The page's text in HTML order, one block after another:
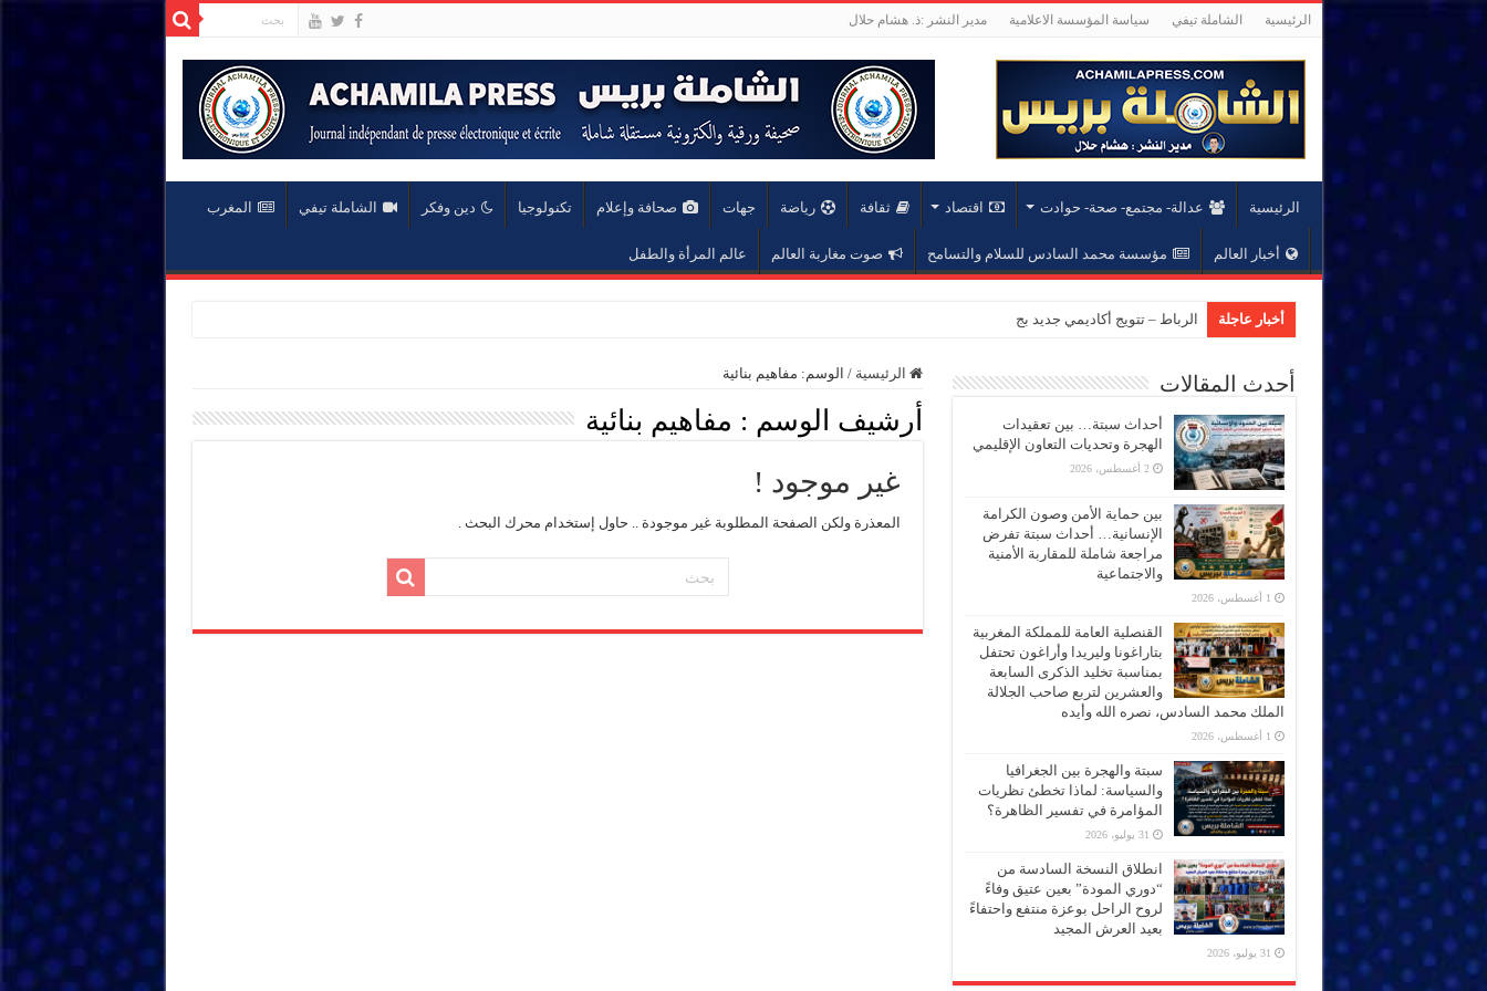
الرئيسية الشاملة تيفي سياسة المؤسسة الاعلامية مدير النشر :ذ. هشام حلال
الرئيسية عدالة- مجتمع- صحة- حوادت اقتصاد ثقافة رياضة جهات صحافة وإعلام تكنولوجيا دين وفكر الشاملة تيفي المغرب
أخبار العالم مؤسسة محمد السادس للسلام والتسامح صوت مغاربة العالم عالم المرأة والطفل
أخبار عاجلة الرباط – تتويج أكاديمي جديد بجامعة محمد الخامس
الرئيسية / الوسم: مفاهيم بنائية
أرشيف الوسم : مفاهيم بنائية
غير موجود !
المعذرة ولكن الصفحة المطلوبة غير موجودة .. حاول إستخدام محرك البحث .
أحدث المقالات
أحداث سبتة… بين تعقيدات
الهجرة وتحديات التعاون الإقليمي
2 أغسطس، 2026
بين حماية الأمن وصون الكرامة
الإنسانية… أحداث سبتة تفرض
مراجعة شاملة للمقاربة الأمنية
والاجتماعية
1 أغسطس، 2026
القنصلية العامة للمملكة المغربية
بتاراغونا وليريدا وأراغون تحتفل
بمناسبة تخليد الذكرى السابعة
والعشرين لتربع صاحب الجلالة
الملك محمد السادس، نصره الله وأيده
1 أغسطس، 2026
سبتة والهجرة بين الجغرافيا
والسياسة: لماذا تخطئ نظريات
المؤامرة في تفسير الظاهرة؟
31 يوليو، 2026
انطلاق النسخة السادسة من
“دوري المودة” بعين عتيق وفاءً
لروح الراحل بوعزة منتفع واحتفاءً
بعيد العرش المجيد
31 يوليو، 2026